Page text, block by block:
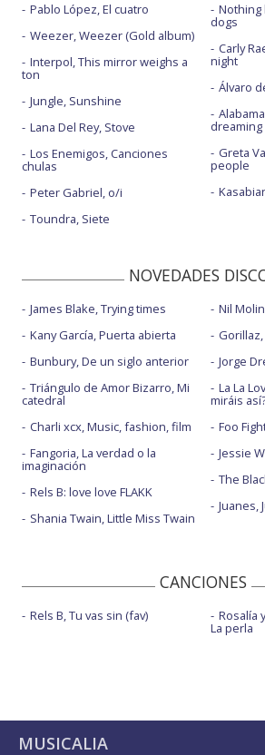
Pablo López, El cuatro
Weezer, Weezer (Gold album)
Interpol, This mirror weighs a
ton
Jungle, Sunshine
Lana Del Rey, Stove
Los Enemigos, Canciones
chulas
Peter Gabriel, o/i
Toundra, Siete
Nothing
dogs
Carly
night
Álvaro
dreaming
Greta
people
NOVEDADES
James Blake, Trying times
Kany García, Puerta abierta
Bunbury, De un siglo anterior
Triángulo de Amor Bizarro, Mi
catedral
Charli xcx, Music, fashion, film
Fangoria, La verdad o la
imaginación
Rels B: love love FLAKK
Shania Twain, Little Miss Twain
Nil
Jorge
La La
miráis
Foo
Jessie
The
Juanes,
CANCIONES
Rels B, Tu vas sin (fav) Rosalía
La perla
MUSICALIA